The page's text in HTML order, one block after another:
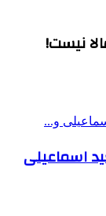
نیست!
اسماعیلی